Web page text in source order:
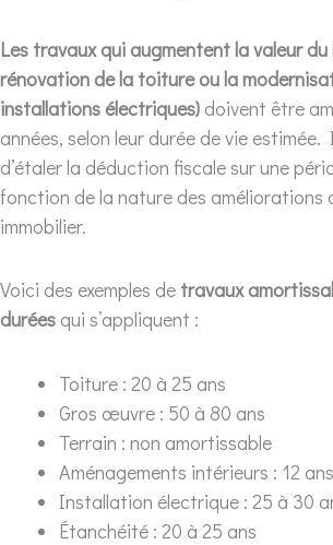
Les travaux qui augmentent la valeur du
rénovation de la toiture ou la
installations électriques) doivent être
années, selon leur durée de vie
d’étaler la déduction fiscale sur une
fonction de la nature des améliorations
immobilier.
Voici des exemples de travaux
durées qui s’appliquent :
Toiture : 20 à 25 ans
Gros œuvre : 50 à 80 ans
Terrain : non amortissable
Aménagements intérieurs : 12 ans
Installation électrique : 25 à 30
Étanchéité : 20 à 25 ans